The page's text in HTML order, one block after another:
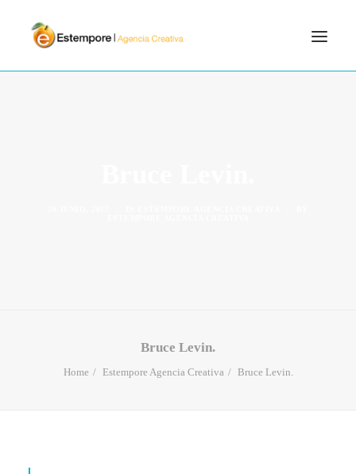
Bruce Levin.
Home Estempore Agencia Creativa Bruce Levin.